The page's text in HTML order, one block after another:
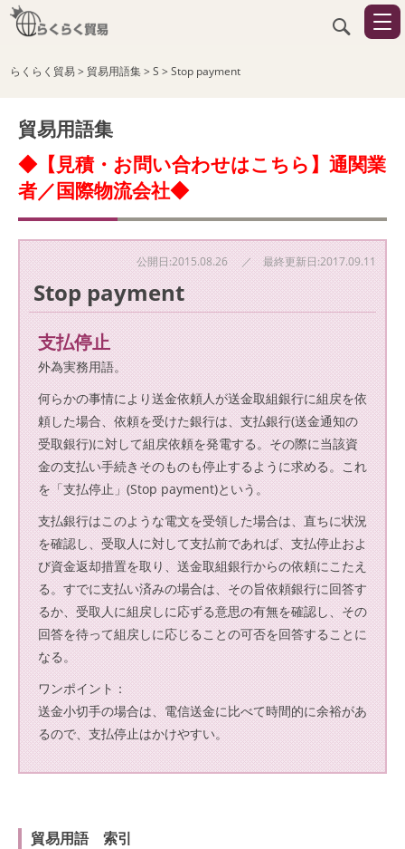
らくらく貿易> 貿易用語集>S >Stop payment
貿易用語集
◆【見積・お問い合わせはこちら】通関業
者／国際物流会社◆
公開日:2015.08.26 ／ 最終更新日:2017.09.11
Stop payment
支払停止
外為実務用語。
何らかの事情により送金依頼人が送金取組銀行に組戻を依
頼した場合、依頼を受けた銀行は、支払銀行(送金通知の
受取銀行)に対して組戻依頼を発電する。その際に当該資
金の支払い手続きそのものも停止するように求める。これ
を「支払停止」(Stop payment)という。
支払銀行はこのような電文を受領した場合は、直ちに状況
を確認し、受取人に対して支払前であれば、支払停止およ
び資金返却措置を取り、送金取組銀行からの依頼にこたえ
る。すでに支払い済みの場合は、その旨依頼銀行に回答す
るか、受取人に組戻しに応ずる意思の有無を確認し、その
回答を待って組戻しに応じることの可否を回答することに
なる。
ワンポイント：
送金小切手の場合は、電信送金に比べて時間的に余裕があ
るので、支払停止はかけやすい。
貿易用語 索引